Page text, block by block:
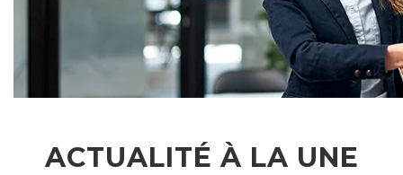
ACTUALITÉ À LA UNE